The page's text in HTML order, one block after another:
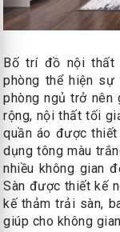
Bố trí đồ nội thất
phòng thể hiện
phòng ngủ trở nên
rộng, nội thất tối
quần áo được
dụng tông màu
nhiều không gian
Sàn được thiết kế
kế thảm trải sàn,
giúp cho không